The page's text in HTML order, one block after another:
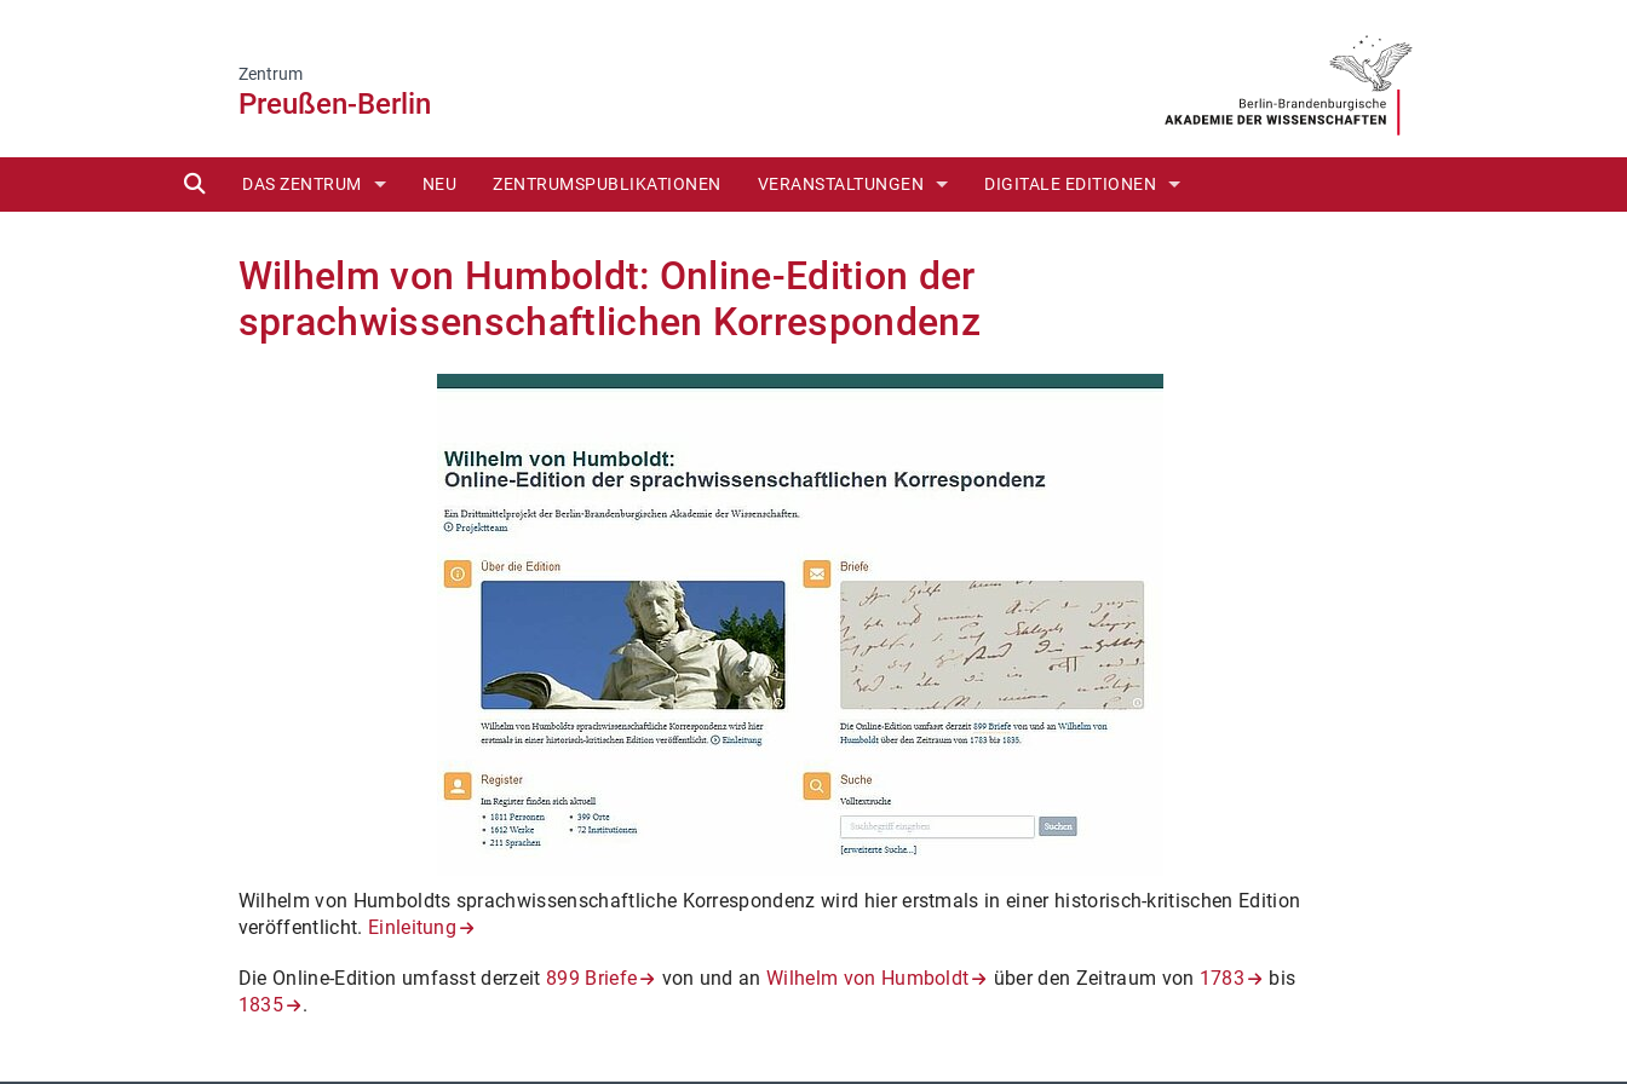
Zentrum
Preußen-Berlin
SUCHE
DAS ZENTRUM NEU ZENTRUMSPUBLIKATIONEN VERANSTALTUNGEN DIGITALE EDITIONEN
WILHELM VON HUMBOLDT: ONLINE-EDITION DER
Wilhelm von Humboldt: Online-Edition der
sprachwissenschaftlichen Korrespondenz
Wilhelm von Humboldts sprachwissenschaftliche Korrespondenz wird hier erstmals in einer historisch-kritischen Edition
veröffentlicht. Einleitung
Die Online-Edition umfasst derzeit 899 Briefe von und anWilhelm von Humboldt über den Zeitraum von 1783
bis
1835
.